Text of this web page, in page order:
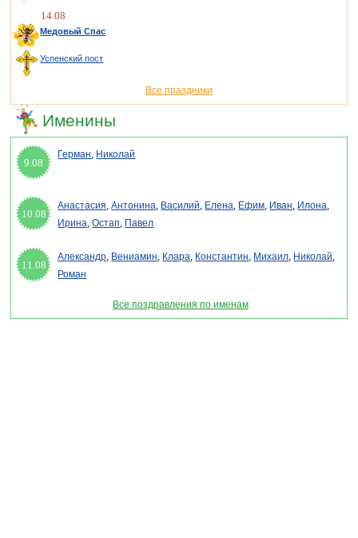
14.08
Медовый Спас
Успенский пост
Все праздники
Именины
9.08
Герман, Николай
10.08
Анастасия,Антонина, Василий, Елена, Ефим, Иван, Илона,
Ирина,Остап, Павел
11.08
Александр, Вениамин, Клара, Константин, Михаил, Николай,
Роман
Все поздравления по именам